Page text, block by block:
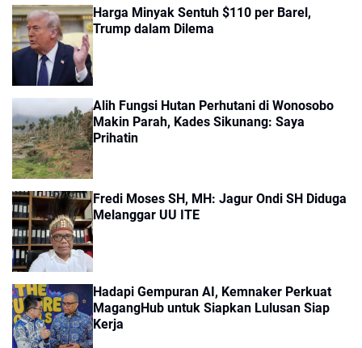
Harga Minyak Sentuh $110 per Barel,
Trump dalam Dilema
Alih Fungsi Hutan Perhutani di Wonosobo
Makin Parah, Kades Sikunang: Saya
Prihatin
Fredi Moses SH, MH: Jagur Ondi SH Diduga
Melanggar UU ITE
Hadapi Gempuran AI, Kemnaker Perkuat
MagangHub untuk Siapkan Lulusan Siap
Kerja